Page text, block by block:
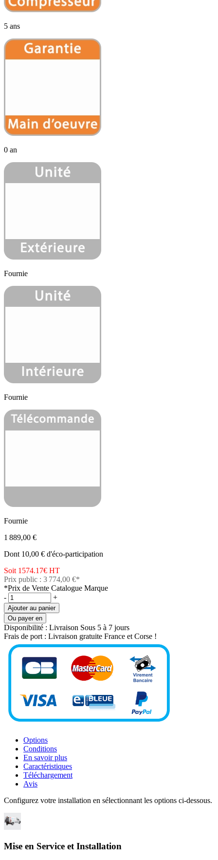
5 ans
0 an
Fournie
Fournie
Fournie
1 889,00 €
Dont 10,00 € d'éco-participation
Soit 1574.17€ HT
Prix public : 3 774,00 €*
*Prix de Vente Catalogue Marque
-
+
Ajouter au panier
Ou payer en
Disponibilité : Livraison Sous 5 à 7 jours
Frais de port : Livraison gratuite France et Corse !
Options
Conditions
En savoir plus
Caractéristiques
Téléchargement
Avis
Configurez votre installation en sélectionnant les options ci-dessous.
Mise en Service et Installation